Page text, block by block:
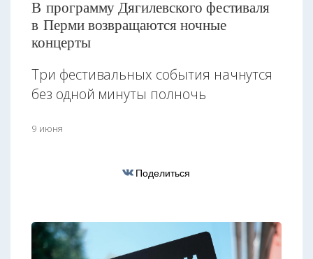
В программу Дягилевского фестиваля
в Перми возвращаются ночные
концерты
Три фестивальных события начнутся
без одной минуты полночь
9 июня
Поделиться